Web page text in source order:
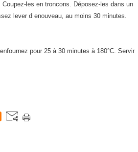
les en troncons. Déposez-les dans un
lever d enouveau, au moins 30 minutes.
pour 25 à 30 minutes à 180°C. Servir